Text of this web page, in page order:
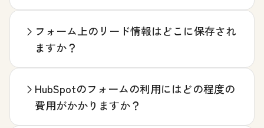
フォーム上のリード情報はどこに保存され
ますか？
HubSpotのフォームの利用にはどの程度の
費用がかかりますか？